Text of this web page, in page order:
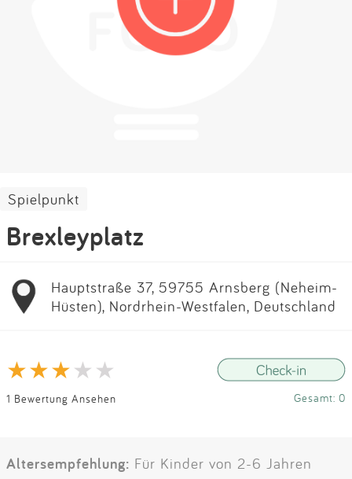
Kontakt
Impressum
Spielpunkt
Brexleyplatz
Hauptstraße 37, 59755 Arnsberg (Neheim-
Hüsten), Nordrhein-Westfalen, Deutschland
1 Bewertung Ansehen Gesamt: 0
Altersempfehlung: Für Kinder von 2-6 Jahren